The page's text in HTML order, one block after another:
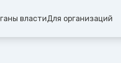
властиДля организаций